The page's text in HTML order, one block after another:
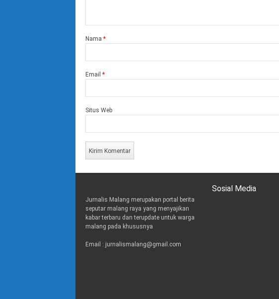
Nama *
Email *
Situs Web
Jurnalis Malang merupakan portal berita
seputar malang raya yang menyajikan
kabar terbaru dan terupdate untuk warga
malang pada khususnya
Email : jurnalismalang@gmail.com
Sosial Media